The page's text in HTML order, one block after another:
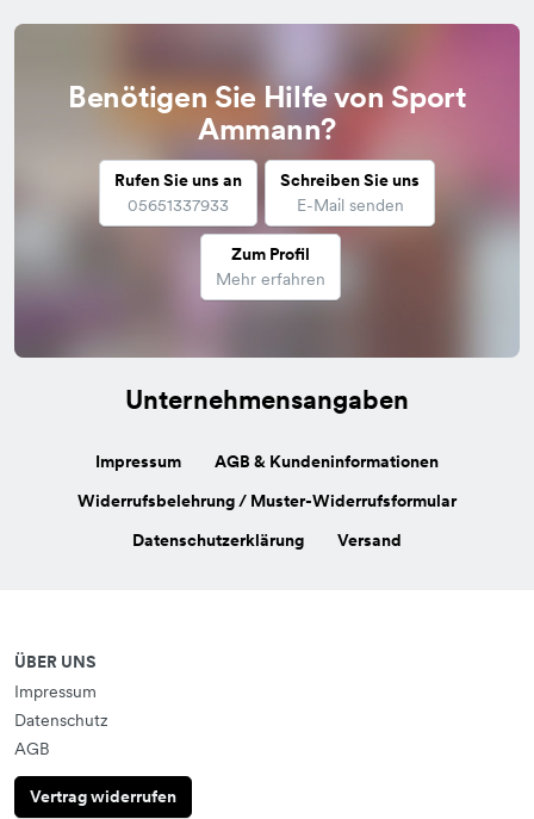
Benötigen Sie Hilfe von Sport
Ammann?
Rufen Sie uns an
05651337933
Schreiben Sie uns
E-Mail senden
Zum Profil
Mehr erfahren
Unternehmensangaben
Impressum
AGB & Kundeninformationen
Widerrufsbelehrung / Muster-Widerrufsformular
Datenschutzerklärung
Versand
ÜBER UNS
Impressum
Datenschutz
AGB
Vertrag widerrufen